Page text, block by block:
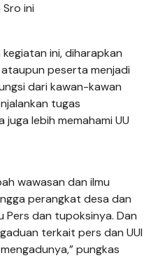
ini
ini, diharapkan
peserta menjadi
dari kawan-kawan
tugas
lebih memahami UU
wawasan dan ilmu
perangkat desa dan
Pers dan tupoksinya. Dan
terkait pers dan UUI
pungkas